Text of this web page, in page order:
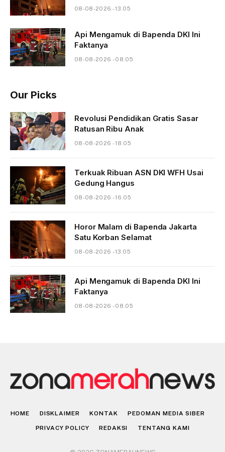
08-08-2026 - 13.05
Api Mengamuk di Bapenda DKI Ini
Faktanya
08-08-2026 - 08.05
Our Picks
Revolusi Pendidikan Gratis Sasar
Ratusan Ribu Anak
08-08-2026 - 18.05
Terkuak Ribuan ASN DKI WFH Usai
Gedung Hangus
08-08-2026 - 16.05
Horor Malam di Bapenda Jakarta
Satu Korban Selamat
08-08-2026 - 13.05
Api Mengamuk di Bapenda DKI Ini
Faktanya
08-08-2026 - 08.05
HOME DISKLAIMER KONTAK PEDOMAN MEDIA SIBER
PRIVACY POLICY REDAKSI TENTANG KAMI